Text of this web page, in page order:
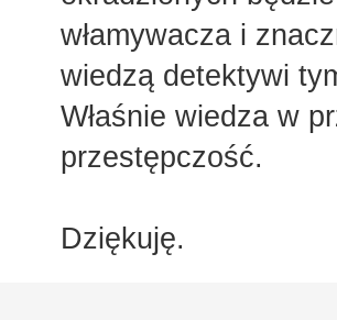
włamywacza i
wiedzą detektywi
Właśnie wiedza w
przestępczość.
Dziękuję.